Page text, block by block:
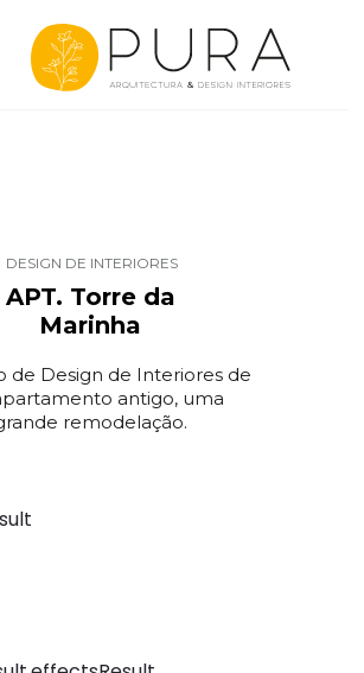
DESIGN DE INTERIORES
APT. Torre da
Marinha
de Design de Interiores de
antigo, uma
remodelação.